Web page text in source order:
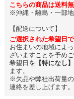
こちらの商品は送料
※沖縄・離島・一部地
【配送について】
ご選択された希望日
お住まいの地域によ
ざいますことを予めご
希望日を 【特になし】
ます。
※欠品や弊社出荷量
連絡を差し上げます。